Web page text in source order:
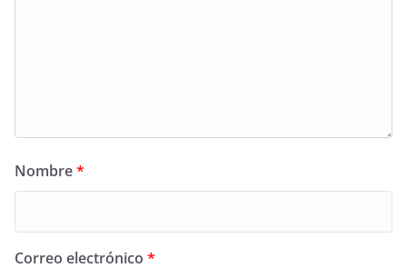
Nombre*
Correo electrónico *